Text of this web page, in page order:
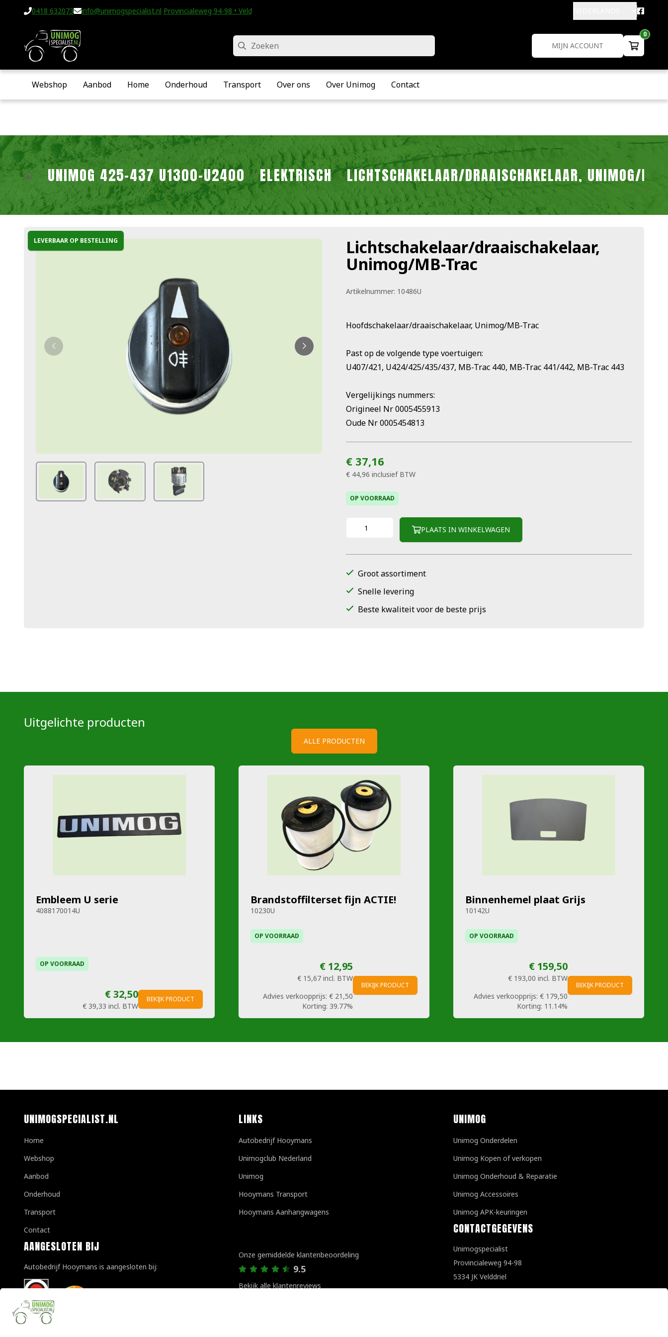
0418 632073 info@unimogspecialist.nl Provincialeweg 94-98 • Velddriel
MIJN ACCOUNT
0
Zoeken
Webshop Aanbod Home Onderhoud Transport Over ons Over Unimog Contact
UNIMOG 425-437 U1300-U2400 ELEKTRISCH LICHTSCHAKELAAR/DRAAISCHAKELAAR, UNIMOG/
LEVERBAAR OP BESTELLING Lichtschakelaar/draaischakelaar,
Unimog/MB-Trac
Artikelnummer: 10486U
Hoofdschakelaar/draaischakelaar, Unimog/MB-Trac
Past op de volgende type voertuigen:
U407/421, U424/425/435/437, MB-Trac 440, MB-Trac 441/442, MB-Trac 443
Vergelijkings nummers:
Origineel Nr 0005455913
Oude Nr 0005454813
€ 37,16
€ 44,96 inclusief BTW
OP VOORRAAD
PLAATS IN WINKELWAGEN
Groot assortiment
Snelle levering
Beste kwaliteit voor de beste prijs
Uitgelichte producten
ALLE PRODUCTEN
Embleem U serie
4088170014U
OP VOORRAAD
€ 32,50
€ 39,33 incl. BTW
BEKIJK PRODUCT
Brandstoffilterset fijn ACTIE!
10230U
OP VOORRAAD
€ 12,95
€ 15,67 incl. BTW
Advies verkoopprijs: € 21,50
Korting: 39.77%
BEKIJK PRODUCT
Binnenhemel plaat Grijs
10142U
OP VOORRAAD
€ 159,50
€ 193,00 incl. BTW
Advies verkoopprijs: € 179,50
Korting: 11.14%
BEKIJK PRODUCT
UNIMOGSPECIALIST.NL
Home
Webshop
Aanbod
Onderhoud
Transport
Contact
AANGESLOTEN BIJ
Autobedrijf Hooymans is aangesloten bij:
LINKS
Autobedrijf Hooymans
Unimogclub Nederland
Unimog
Hooymans Transport
Hooymans Aanhangwagens
Onze gemiddelde klantenbeoordeling
9.5
Bekijk alle klantenreviews
UNIMOG
Unimog Onderdelen
Unimog Kopen of verkopen
Unimog Onderhoud & Reparatie
Unimog Accessoires
Unimog APK-keuringen
CONTACTGEGEVENS
Unimogspecialist
Provincialeweg 94-98
5334 JK Velddriel